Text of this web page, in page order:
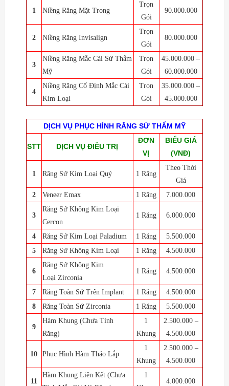
1 Niềng Răng Mặt Trong
Trọn
Gói
90.000.000
2 Niềng Răng Invisalign
Trọn
Gói
80.000.000
3
Niềng Răng Mắc Cài Sứ Thẩm
Mỹ
Trọn
Gói
45.000.000 –
60.000.000
4
Niềng Răng Cố Định Mắc Cài
Kim Loại
Trọn
Gói
35.000.000 –
45.000.000
DỊCH VỤ PHỤC HÌNH RĂNG SỨ THẨM MỸ
STT DỊCH VỤ ĐIỀU TRỊ
ĐƠN
VỊ
BIỂU GIÁ
(VNĐ)
1 Răng Sứ Kim Loại Quý 1 Răng
Theo Thời
Giá
2
Veneer Emax 1 Răng 7.000.000
3
Răng Sứ Không Kim Loại
Cercon
1 Răng 6.000.000
4 Răng Sứ Kim Loại Paladium 1 Răng
5.500.000
5
Răng Sứ Không Kim Loại 1 Răng 4.500.000
6
Răng Sứ Không Kim
Loại Zirconia
1 Răng 4.500.000
7 Răng Toàn Sứ Trên Implant 1 Răng
4.500.000
8
Răng Toàn Sứ Zirconia 1 Răng 5.500.000
9
Hàm Khung (Chưa Tính
Răng)
1
Khung
2.500.000 –
4.500.000
10 Phục Hình Hàm Tháo Lắp
1
Khung
2.500.000 –
4.500.000
11
Hàm Khung Liên Kết (Chưa
1
4.000.000